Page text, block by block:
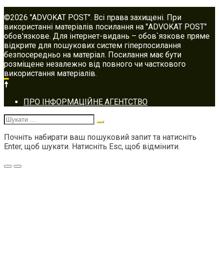
©2026 "ADVOKAT POST". Всі права захищені. При
використанні матеріалів посилання на "ADVOKAT POST"
обов'язкове. Для інтернет-видань – обов`язкове пряме
відкрите для пошукових систем гіперпосилання
безпосередньо на матеріал. Посилання має бути
розміщене незалежно від повного чи часткового
використання матеріалів.
Footer
navigation
ПРО ІНФОРМАЦІЙНЕ АГЕНТСТВО
Шукати:
Почніть набирати ваш пошуковий запит та натисніть
Enter, щоб шукати. Натисніть Esc, щоб відмінити.
Меню